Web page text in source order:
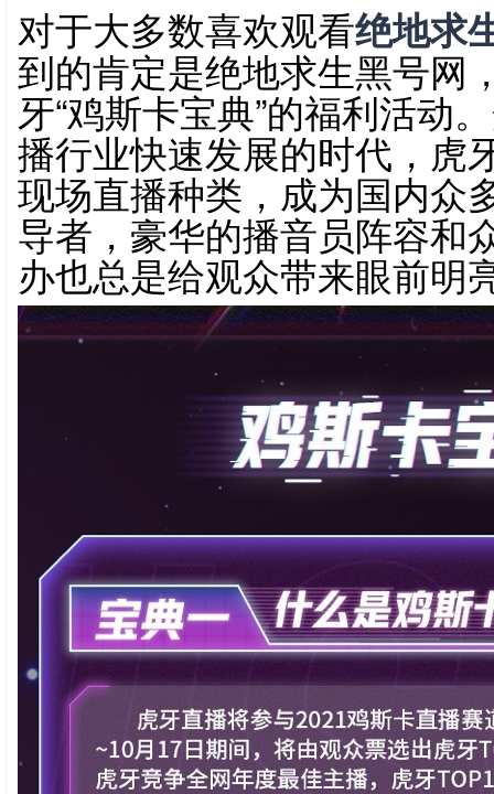
对于大多数喜欢观看绝地求
到的肯定是绝地求生黑号网
牙“鸡斯卡宝典”的福利活动
播行业快速发展的时代，虎
现场直播种类，成为国内众
导者，豪华的播音员阵容和
办也总是给观众带来眼前明